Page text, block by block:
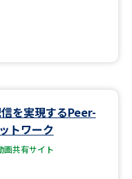
ビライブ
を実現するPeer-
トワーク
画共有サイト